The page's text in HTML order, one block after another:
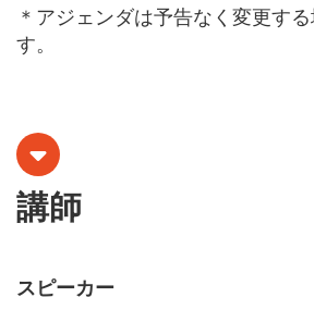
＊アジェンダは予告なく変更す
す。
講師
スピーカー